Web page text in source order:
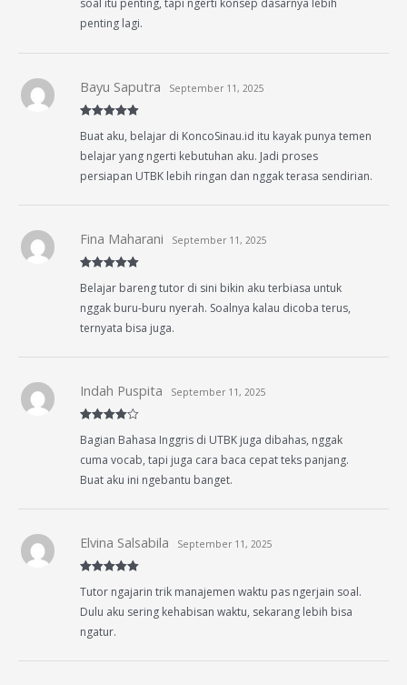
soal itu penting, tapi ngerti konsep dasarnya lebih
penting lagi.
of 5
Bayu Saputra September 11, 2025
Buat aku, belajar di KoncoSinau.id itu kayak punya temen
belajar yang ngerti kebutuhan aku. Jadi proses
persiapan UTBK lebih ringan dan nggak terasa sendirian.
of 5
Fina Maharani September 11, 2025
Belajar bareng tutor di sini bikin aku terbiasa untuk
nggak buru-buru nyerah. Soalnya kalau dicoba terus,
ternyata bisa juga.
out of 5
Indah Puspita September 11, 2025
Bagian Bahasa Inggris di UTBK juga dibahas, nggak
cuma vocab, tapi juga cara baca cepat teks panjang.
Buat aku ini ngebantu banget.
of 5
Elvina Salsabila September 11, 2025
Tutor ngajarin trik manajemen waktu pas ngerjain soal.
Dulu aku sering kehabisan waktu, sekarang lebih bisa
ngatur.